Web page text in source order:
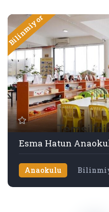
Bilinmiyor
Esma Hatun
Anaokulu